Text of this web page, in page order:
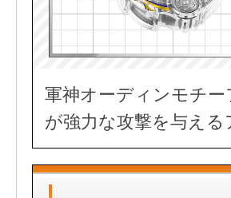
軍神オーディンモチ
が強力な攻撃を与え